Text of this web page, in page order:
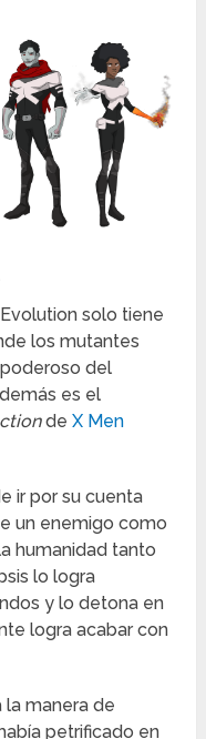
solo tiene
los mutantes
del
es el
deX Men
ir por su cuenta
un enemigo como
humanidad tanto
lo logra
y lo detona en
logra acabar con
la manera de
petrificado en